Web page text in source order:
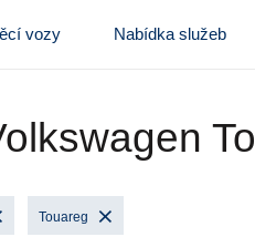
vozy Nabídka služeb
Touareg